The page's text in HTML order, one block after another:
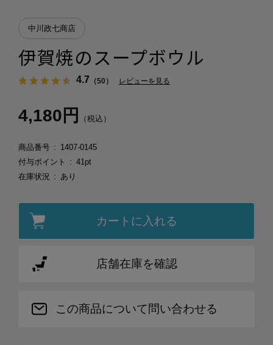
中川政七商店
伊賀焼のスープボウル
4.7 （50） レビューを見る
4,180円 （税込）
商品番号
1407-0145
付与ポイント
41pt
在庫状況
あり
カートに入れる
店舗在庫を確認
この商品について問い合わせる